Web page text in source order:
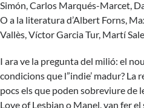
Simón, Carlos Marqués-Marcet,
O a la literatura d’Albert Forns,
Vallès, Víctor Garcia Tur, Martí
I ara ve la pregunta del milió: el
condicions que l”indie’ madur? La
pocs els que poden sobreviure de
Love of Lesbian o Manel, van fer el